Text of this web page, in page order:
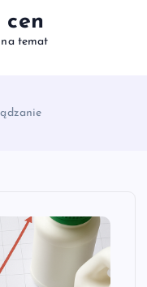
cen
temat